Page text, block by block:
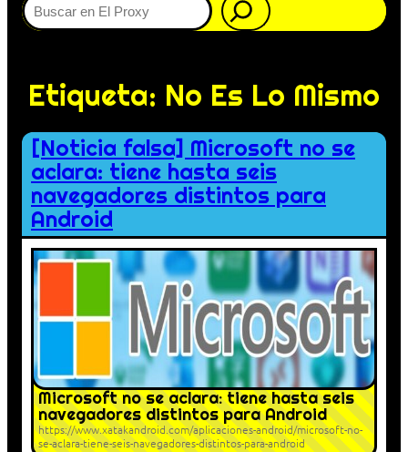
Etiqueta: No Es Lo Mismo
[Noticia falsa] Microsoft no se
aclara: tiene hasta seis
navegadores distintos para
Android
Microsoft no se aclara: tiene hasta seis
navegadores distintos para Android
https://www.xatakandroid.com/aplicaciones-android/microsoft-no-
se-aclara-tiene-seis-navegadores-distintos-para-android